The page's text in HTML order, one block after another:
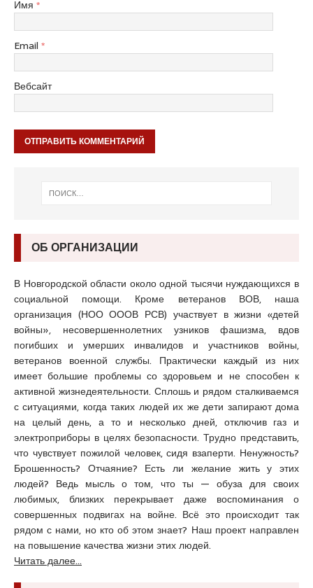
Имя *
Email *
Вебсайт
ОБ ОРГАНИЗАЦИИ
В Новгородской области около одной тысячи нуждающихся в
социальной помощи. Кроме ветеранов ВОВ, наша
организация (НОО ОООВ РСВ) участвует в жизни «детей
войны», несовершеннолетних узников фашизма, вдов
погибших и умерших инвалидов и участников войны,
ветеранов военной службы. Практически каждый из них
имеет большие проблемы со здоровьем и не способен к
активной жизнедеятельности. Сплошь и рядом сталкиваемся
с ситуациями, когда таких людей их же дети запирают дома
на целый день, а то и несколько дней, отключив газ и
электроприборы в целях безопасности. Трудно представить,
что чувствует пожилой человек, сидя взаперти. Ненужность?
Брошенность? Отчаяние? Есть ли желание жить у этих
людей? Ведь мысль о том, что ты — обуза для своих
любимых, близких перекрывает даже воспоминания о
совершенных подвигах на войне. Всё это происходит так
рядом с нами, но кто об этом знает? Наш проект направлен
на повышение качества жизни этих людей.
Читать далее...